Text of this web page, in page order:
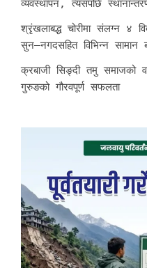
व्यवस्थापन, त्यसपछि
श्रृंखलाबद्ध चोरीमा संलग्न ४
सुन–नगदसहित विभिन्न सामान
क्रबाजी सिङ्दी तमु समाजको
गुरुङको गौरवपूर्ण सफलता